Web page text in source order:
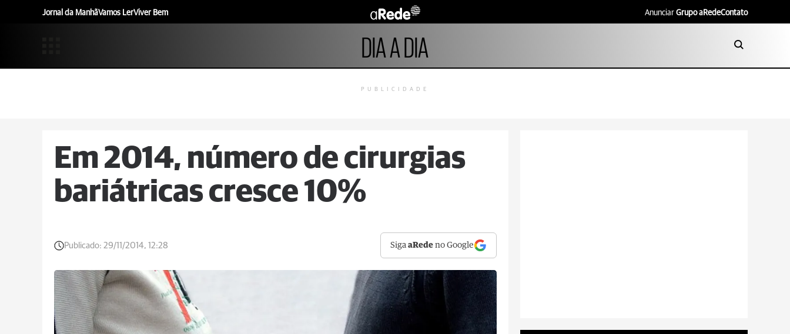
Jornal da ManhãVamos LerViver Bem Anunciar Grupo aRedeContato
DIA A DIA
PUBLICIDADE
Em 2014, número de cirurgias
bariátricas cresce 10%
Publicado: 29/11/2014, 12:28 SigaaRede no Google